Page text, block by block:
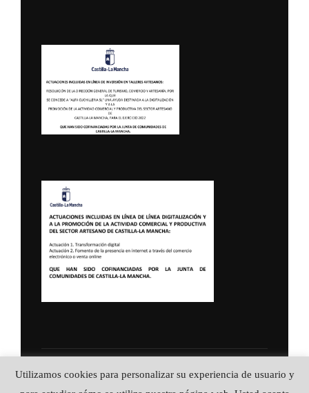
Política de Privacidad
Copyright © 2026 ALFA CUCHILLERIA ::
Utilizamos cookies para personalizar su experiencia de usuario y